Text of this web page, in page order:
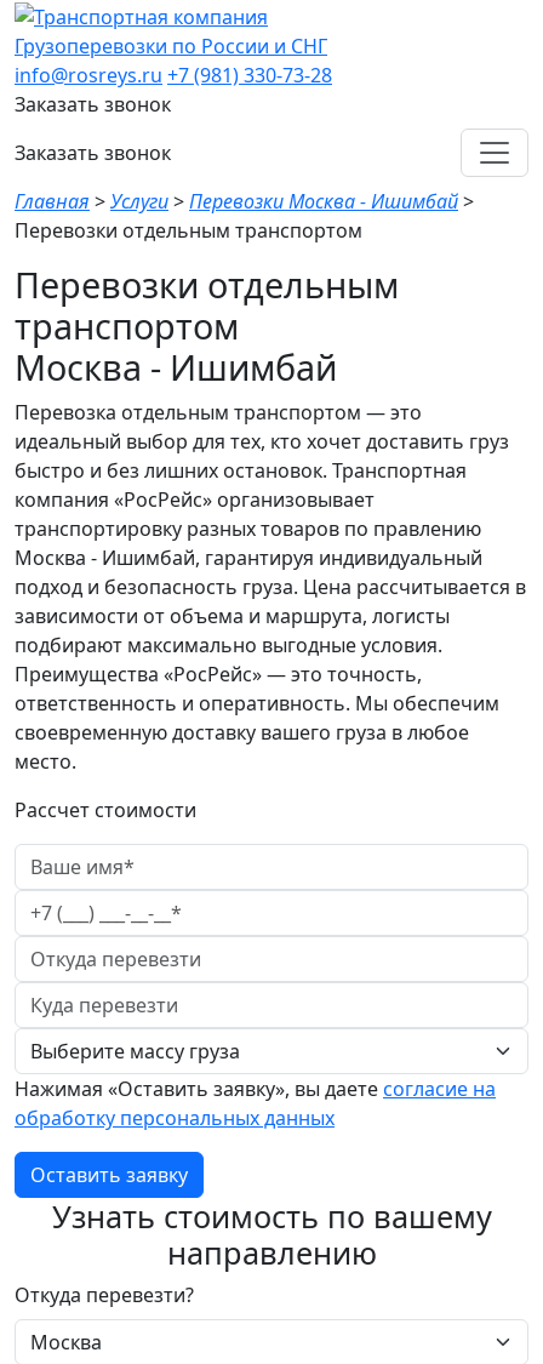
Грузоперевозки по России и СНГ
info@rosreys.ru +7 (981) 330-73-28
Заказать звонок
Заказать звонок
Главная >Услуги>Перевозки Москва - Ишимбай>
Перевозки отдельным транспортом
Перевозки отдельным
транспортом
Москва - Ишимбай
Перевозка отдельным транспортом — это
идеальный выбор для тех, кто хочет доставить груз
быстро и без лишних остановок. Транспортная
компания «РосРейс» организовывает
транспортировку разных товаров по правлению
Москва - Ишимбай, гарантируя индивидуальный
подход и безопасность груза. Цена рассчитывается в
зависимости от объема и маршрута, логисты
подбирают максимально выгодные условия.
Преимущества «РосРейс» — это точность,
ответственность и оперативность. Мы обеспечим
своевременную доставку вашего груза в любое
место.
Рассчет стоимости
Нажимая «Оставить заявку», вы даетесогласие на
обработку персональных данных
Оставить заявку
Узнать стоимость по вашему
направлению
Откуда перевезти?